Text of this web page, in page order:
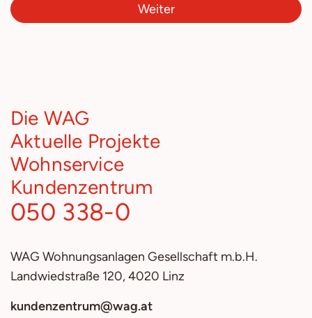
Weiter
Die WAG
Aktuelle Projekte
Wohnservice
Kundenzentrum
050 338-0
WAG Wohnungsanlagen Gesellschaft m.b.H.
Landwiedstraße 120, 4020 Linz
kundenzentrum@wag.at